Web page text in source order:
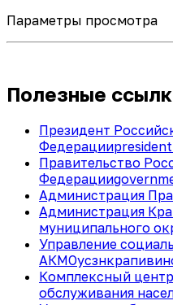
Параметры просмотра
Полезные
Президент
Федерации
Правительство
Федерации
Администрация
Администрация
муниципального
Управление
АКМО
Комплексный
обслуживания